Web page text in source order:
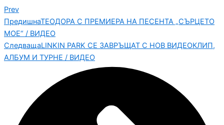
Prev
ПредишнаТЕОДОРА С ПРЕМИЕРА НА ПЕСЕНТА „СЪРЦЕТО
МОЕ“ / ВИДЕО
СледващаLINKIN PARK СЕ ЗАВРЪЩАТ С НОВ ВИДЕОКЛИП,
АЛБУМ И ТУРНЕ / ВИДЕО